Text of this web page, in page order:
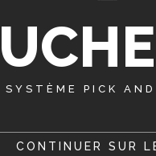
SYSTÈME PICK AND
CONTINUER SUR